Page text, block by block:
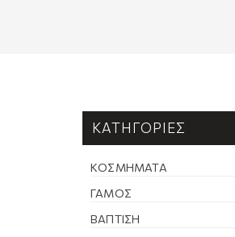
ΚΑΤΗΓΟΡΊΕΣ
ΚΟΣΜΉΜΑΤΑ
ΓΆΜΟΣ
ΒΆΠΤΙΣΗ